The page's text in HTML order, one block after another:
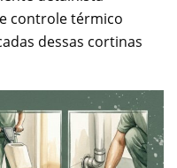
controle térmico
dessas cortinas